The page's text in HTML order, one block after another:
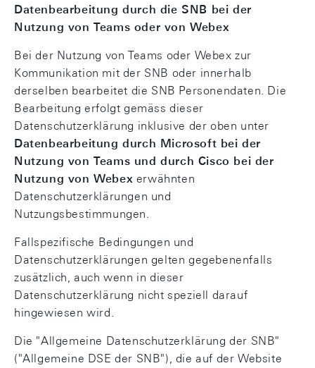
Datenbearbeitung durch die SNB bei der
Nutzung von Teams oder von Webex
Bei der Nutzung von Teams oder Webex zur
Kommunikation mit der SNB oder innerhalb
derselben bearbeitet die SNB Personendaten. Die
Bearbeitung erfolgt gemäss dieser
Datenschutzerklärung inklusive der oben unter
Datenbearbeitung durch Microsoft bei der
Nutzung von Teams und durch Cisco bei der
Nutzung von Webex erwähnten
Datenschutzerklärungen und
Nutzungsbestimmungen.
Fallspezifische Bedingungen und
Datenschutzerklärungen gelten gegebenenfalls
zusätzlich, auch wenn in dieser
Datenschutzerklärung nicht speziell darauf
hingewiesen wird.
Die "Allgemeine Datenschutzerklärung der SNB"
("Allgemeine DSE der SNB"), die auf der Website